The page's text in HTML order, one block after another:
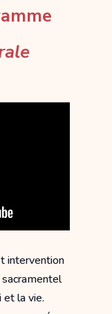
intervention
et la vie.